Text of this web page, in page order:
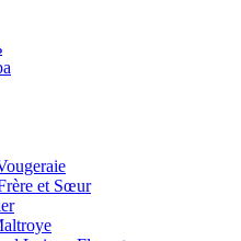
et Sœur